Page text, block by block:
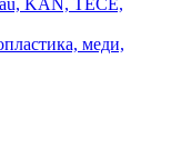
KAN, TECE,
меди,